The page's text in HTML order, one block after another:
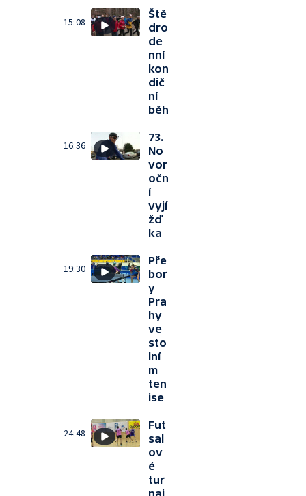
15:08
Ště
dro
de
nní
kon
dič
ní
běh
16:36
73.
No
vor
očn
í
vyjí
žď
ka
19:30
Pře
bor
y
Pra
hy
ve
sto
lní
m
ten
ise
24:48
Fut
sal
ov
é
tur
naj